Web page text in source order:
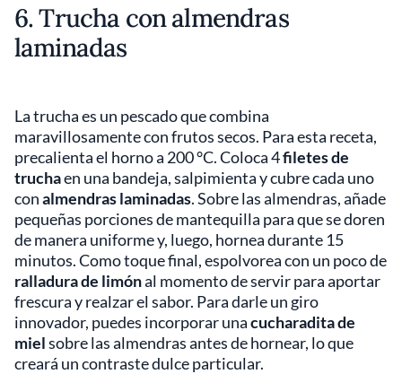
6. Trucha con almendras
laminadas
La trucha es un pescado que combina
maravillosamente con frutos secos. Para esta receta,
precalienta el horno a 200 °C. Coloca 4filetes de
truchaen una bandeja, salpimienta y cubre cada uno
conalmendras laminadas. Sobre las almendras, añade
pequeñas porciones de mantequilla para que se doren
de manera uniforme y, luego, hornea durante 15
minutos. Como toque final, espolvorea con un poco de
ralladura de limónal momento de servir para aportar
frescura y realzar el sabor. Para darle un giro
innovador, puedes incorporar unacucharadita de
mielsobre las almendras antes de hornear, lo que
creará un contraste dulce particular.